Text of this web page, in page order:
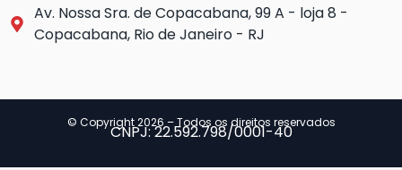
Av. Nossa Sra. de Copacabana, 99 A - loja 8 -
Copacabana, Rio de Janeiro - RJ
© Copyright 2026 – Todos os direitos reservados
CNPJ: 22.592.798/0001-40